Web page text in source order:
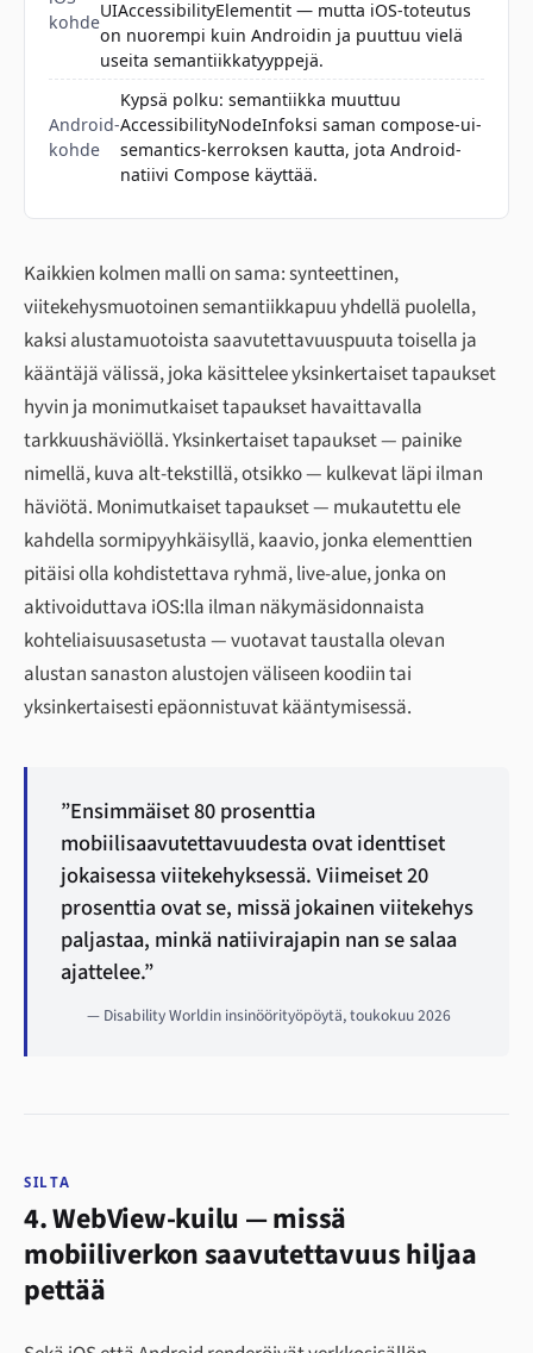
kohde
UIAccessibilityElementit — mutta iOS-toteutus
on nuorempi kuin Androidin ja puuttuu vielä
useita semantiikkatyyppejä.
Android-
kohde
Kypsä polku: semantiikka muuttuu
AccessibilityNodeInfoksi saman compose-ui-
semantics-kerroksen kautta, jota Android-
natiivi Compose käyttää.
Kaikkien kolmen malli on sama: synteettinen,
viitekehysmuotoinen semantiikkapuu yhdellä puolella,
kaksi alustamuotoista saavutettavuuspuuta toisella ja
kääntäjä välissä, joka käsittelee yksinkertaiset tapaukset
hyvin ja monimutkaiset tapaukset havaittavalla
tarkkuushäviöllä. Yksinkertaiset tapaukset — painike
nimellä, kuva alt-tekstillä, otsikko — kulkevat läpi ilman
häviötä. Monimutkaiset tapaukset — mukautettu ele
kahdella sormipyyhkäisyllä, kaavio, jonka elementtien
pitäisi olla kohdistettava ryhmä, live-alue, jonka on
aktivoiduttava iOS:lla ilman näkymäsidonnaista
kohteliaisuusasetusta — vuotavat taustalla olevan
alustan sanaston alustojen väliseen koodiin tai
yksinkertaisesti epäonnistuvat kääntymisessä.
”Ensimmäiset 80 prosenttia
mobiilisaavutettavuudesta ovat identtiset
jokaisessa viitekehyksessä. Viimeiset 20
prosenttia ovat se, missä jokainen viitekehys
paljastaa, minkä natiivirajapin nan se salaa
ajattelee.”
— Disability Worldin insinöörityöpöytä, toukokuu 2026
SILTA
4. WebView-kuilu — missä
mobiiliverkon saavutettavuus hiljaa
pettää